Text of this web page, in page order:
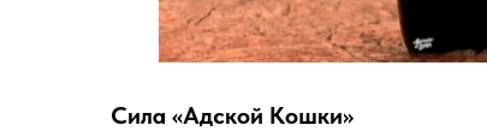
Сила «Адской Кошки»